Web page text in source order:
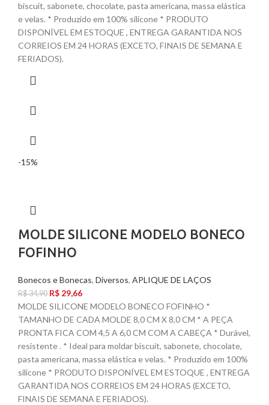
biscuit, sabonete, chocolate, pasta americana, massa elástica
e velas. * Produzido em 100% silicone * PRODUTO
DISPONÍVEL EM ESTOQUE , ENTREGA GARANTIDA NOS
CORREIOS EM 24 HORAS (EXCETO, FINAIS DE SEMANA E
FERIADOS).
-15%
MOLDE SILICONE MODELO BONECO
FOFINHO
Bonecos e Bonecas, Diversos, APLIQUE DE LAÇOS
R$34,90 R$ 29,66
MOLDE SILICONE MODELO BONECO FOFINHO *
TAMANHO DE CADA MOLDE 8,0 CM X 8,0 CM * A PEÇA
PRONTA FICA COM 4,5 A 6,0 CM COM A CABEÇA * Durável,
resistente . * Ideal para moldar biscuit, sabonete, chocolate,
pasta americana, massa elástica e velas. * Produzido em 100%
silicone * PRODUTO DISPONÍVEL EM ESTOQUE , ENTREGA
GARANTIDA NOS CORREIOS EM 24 HORAS (EXCETO,
FINAIS DE SEMANA E FERIADOS).